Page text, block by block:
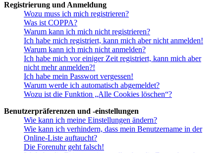
Registrierung und Anmeldung
Wozu muss ich mich registrieren?
Was ist COPPA?
Warum kann ich mich nicht registrieren?
Ich habe mich registriert, kann mich aber nicht anmelden!
Warum kann ich mich nicht anmelden?
Ich habe mich vor einiger Zeit registriert, kann mich aber
nicht mehr anmelden?!
Ich habe mein Passwort vergessen!
Warum werde ich automatisch abgemeldet?
Wozu ist die Funktion „Alle Cookies löschen“?
Benutzerpräferenzen und -einstellungen
Wie kann ich meine Einstellungen ändern?
Wie kann ich verhindern, dass mein Benutzername in der
Online-Liste auftaucht?
Die Forenuhr geht falsch!